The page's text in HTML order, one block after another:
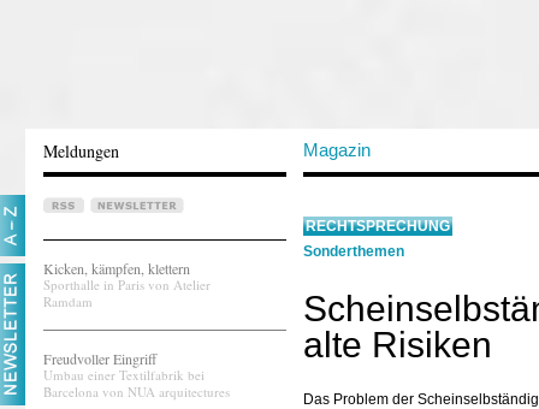
Meldungen Magazin
Kicken, kämpfen, klettern
Sporthalle in Paris von Atelier
Ramdam
Freudvoller Eingriff
Umbau einer Textilfabrik bei
Barcelona von NUA arquitectures
RECHTSPRECHUNG
Sonderthemen
alte Risiken
Das Problem der